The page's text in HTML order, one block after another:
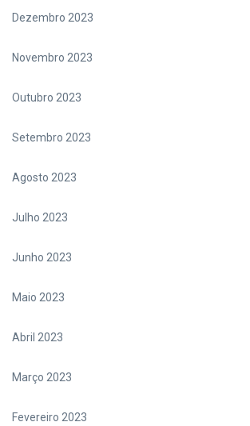
Dezembro 2023
Novembro 2023
Outubro 2023
Setembro 2023
Agosto 2023
Julho 2023
Junho 2023
Maio 2023
Abril 2023
Março 2023
Fevereiro 2023